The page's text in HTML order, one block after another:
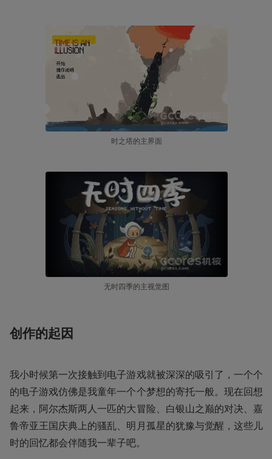
时之塔的主界面
无时四季的主视觉图
创作的起因
我小时候第一次接触到电子游戏就被深深的吸引了，一个个
的电子游戏仿佛是我童年一个个梦想的寄托一般。现在回想
起来，阿尔杰斯两人一匹的大冒险、白银山之巅的对决、嘉
鲁帝亚王国庆典上的骚乱、明月孤星的犹豫与觉醒，这些儿
时的回忆都会伴随我一辈子吧。